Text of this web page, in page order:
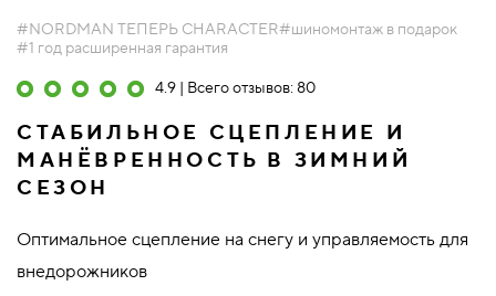
#NORDMAN ТЕПЕРЬ CHARACTER#шиномонтаж в подарок
#1 год расширенная гарантия
4.9 | Всего отзывов: 80
СТАБИЛЬНОЕ СЦЕПЛЕНИЕ И
МАНЁВРЕННОСТЬ В ЗИМНИЙ
СЕЗОН
Оптимальное сцепление на снегу и управляемость для
внедорожников